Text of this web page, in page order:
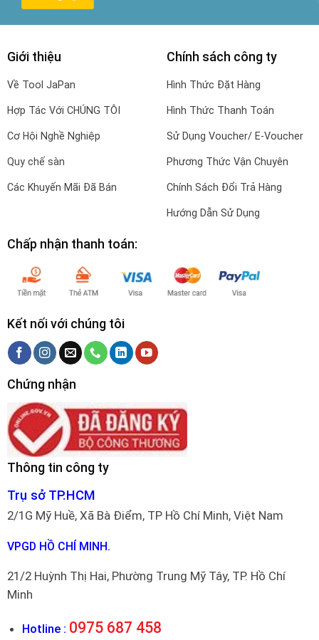
Giới thiệu
Về Tool JaPan
Hợp Tác Với CHÚNG TÔI
Cơ Hội Nghề Nghiệp
Quy chế sàn
Các Khuyến Mãi Đã Bán
Chính sách công ty
Hình Thức Đặt Hàng
Hình Thức Thanh Toán
Sử Dụng Voucher/ E-Voucher
Phương Thức Vận Chuyên
Chính Sách Đổi Trả Hàng
Hướng Dẫn Sử Dụng
Chấp nhận thanh toán:
Kết nối với chúng tôi
Chứng nhận
Thông tin công ty
Trụ sở TP.HCM
2/1G Mỹ Huề, Xã Bà Điểm, TP Hồ Chí Minh, Việt Nam
VPGD HỒ CHÍ MINH.
21/2 Huỳnh Thị Hai, Phường Trung Mỹ Tây, TP. Hồ Chí
Minh
Hotline : 0975 687 458